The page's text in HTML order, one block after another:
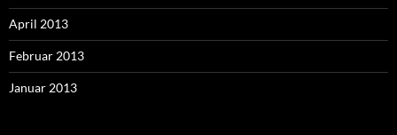
April 2013
Februar 2013
Januar 2013